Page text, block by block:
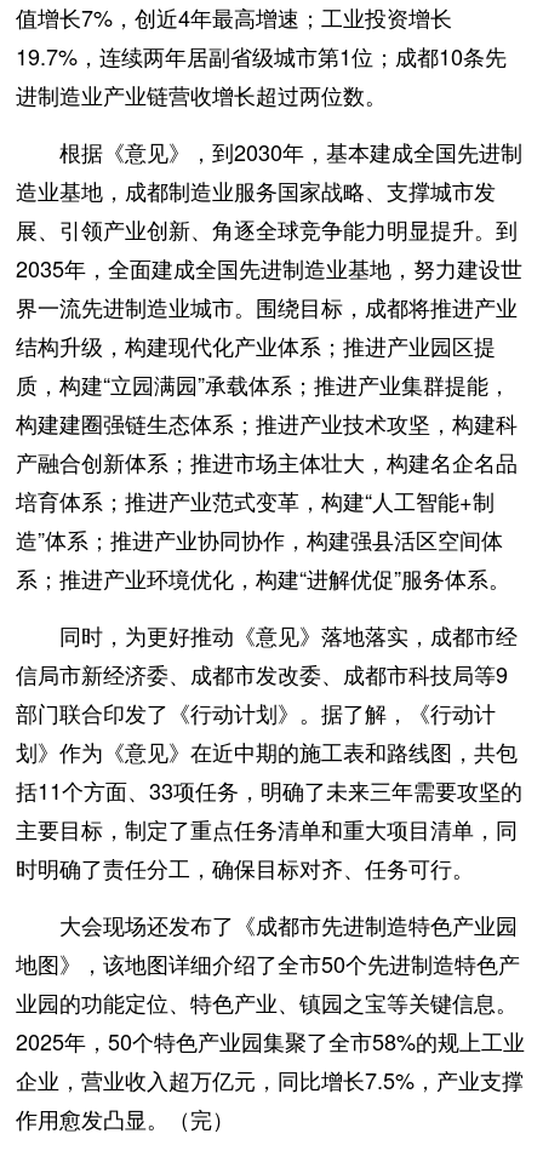
值增长7%，创近4年最高增速；工业投资增长
19.7%，连续两年居副省级城市第1位；成都10条先
进制造业产业链营收增长超过两位数。
根据《意见》，到2030年，基本建成全国先进制
造业基地，成都制造业服务国家战略、支撑城市发
展、引领产业创新、角逐全球竞争能力明显提升。到
2035年，全面建成全国先进制造业基地，努力建设世
界一流先进制造业城市。围绕目标，成都将推进产业
结构升级，构建现代化产业体系；推进产业园区提
质，构建“立园满园”承载体系；推进产业集群提能，
构建建圈强链生态体系；推进产业技术攻坚，构建科
产融合创新体系；推进市场主体壮大，构建名企名品
培育体系；推进产业范式变革，构建“人工智能+制
造”体系；推进产业协同协作，构建强县活区空间体
系；推进产业环境优化，构建“进解优促”服务体系。
同时，为更好推动《意见》落地落实，成都市经
信局市新经济委、成都市发改委、成都市科技局等9
部门联合印发了《行动计划》。据了解，《行动计
划》作为《意见》在近中期的施工表和路线图，共包
括11个方面、33项任务，明确了未来三年需要攻坚的
主要目标，制定了重点任务清单和重大项目清单，同
时明确了责任分工，确保目标对齐、任务可行。
大会现场还发布了《成都市先进制造特色产业园
地图》，该地图详细介绍了全市50个先进制造特色产
业园的功能定位、特色产业、镇园之宝等关键信息。
2025年，50个特色产业园集聚了全市58%的规上工业
企业，营业收入超万亿元，同比增长7.5%，产业支撑
作用愈发凸显。（完）